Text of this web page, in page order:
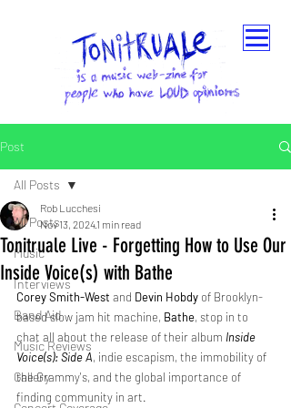
Post
All Posts
Music
Interviews
Band Aid
Music Reviews
Gallery
All Posts
Tonitruale Live - Forgetting How to Use Our
Inside Voice(s) with Bathe
Rob Lucchesi
Nov 13, 20241 min read
Corey Smith-West and Devin Hobdy of Brooklyn-
based slow jam hit machine, Bathe, stop in to
chat all about the release of their album Inside
Voice(s): Side A, indie escapism, the immobility of
the Grammy's, and the global importance of
finding community in art.